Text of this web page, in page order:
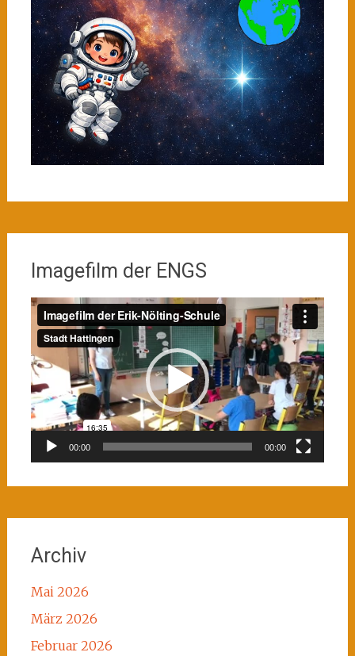
Imagefilm der ENGS
Video-
Player
00:00 00:00
Archiv
Mai 2026
März 2026
Februar 2026